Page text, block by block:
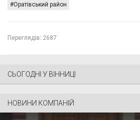
Оратівський район
Переглядів: 2687
СЬОГОДНІ У ВІННИЦІ
НОВИНИ КОМПАНІЙ